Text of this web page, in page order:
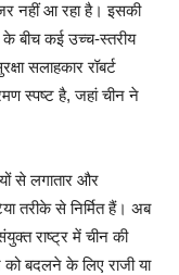
नहीं आ रहा है। इसकी
बीच कई उच्‍च-स्‍तरीय
सलाहकार रॉबर्ट
स्पष्ट है, जहां चीन ने
से लगातार और
तरीके से निर्मित हैं। अब
राष्ट्र में चीन की
को बदलने के लिए राजी या